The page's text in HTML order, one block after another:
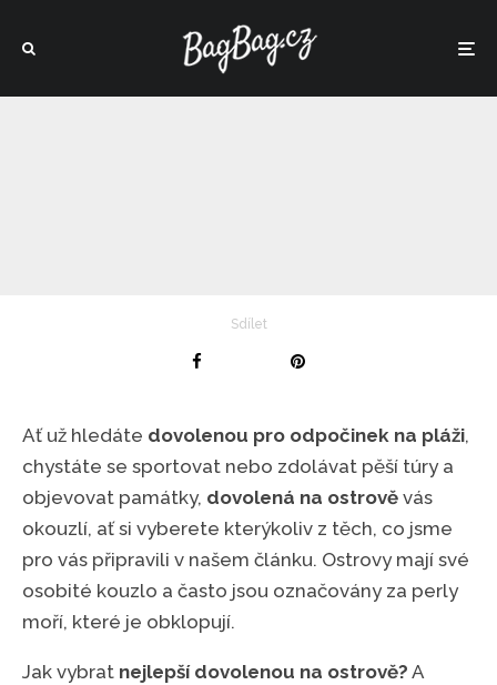
Sdílet
Ať už hledáte dovolenou pro odpočinek na pláži,
chystáte se sportovat nebo zdolávat pěší túry a
objevovat památky, dovolená na ostrově vás
okouzlí, ať si vyberete kterýkoliv z těch, co jsme
pro vás připravili v našem článku. Ostrovy mají své
osobité kouzlo a často jsou označovány za perly
moří, které je obklopují.
Jak vybrat nejlepší dovolenou na ostrově? A